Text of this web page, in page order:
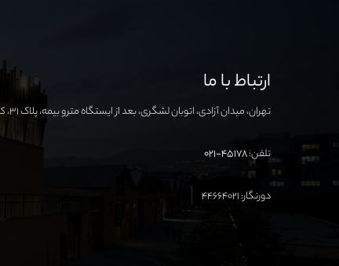
ارتباط با ما
تهران، میدان آزادی، اتوبان لشگری، بعد از ایستگاه مترو بیمه، پلاک ۳۱، کارخانه نوآوری آزادی
تلفن:۴۵۱۷۸-۰۲۱
دورنگار: ۴۴۶۶۴۰۲۱